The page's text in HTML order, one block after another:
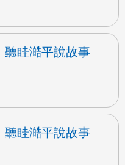
聽眭澔平說故事
聽眭澔平說故事